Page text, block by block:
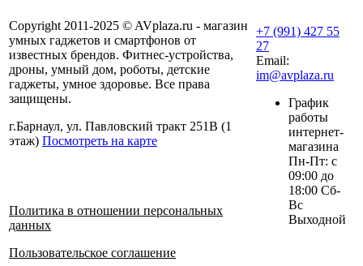
Copyright 2011-2025 © AVplaza.ru - магазин
умных гаджетов и смартфонов от
известных брендов. Фитнес-устройства,
дроны, умный дом, роботы, детские
гаджеты, умное здоровье. Все права
защищены.
г.Барнаул, ул. Павловский тракт 251В (1
этаж) Посмотреть на карте
Политика в отношении персональных
данных
Пользовательское соглашение
+7 (991) 427 55
27
Email:
im@avplaza.ru
График
работы
интернет-
магазина
Пн-Пт: с
09:00 до
18:00 Сб-
Вс
Выходной